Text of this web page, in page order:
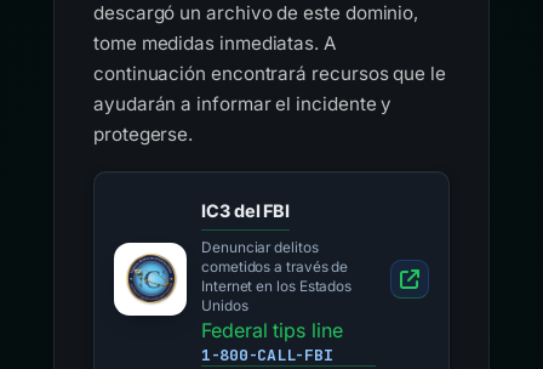
descargó un archivo de este dominio,
tome medidas inmediatas. A
continuación encontrará recursos que le
ayudarán a informar el incidente y
protegerse.
IC3 del FBI
Denunciar delitos
cometidos a través de
Internet en los Estados
Unidos
Federal tips line
1-800-CALL-FBI